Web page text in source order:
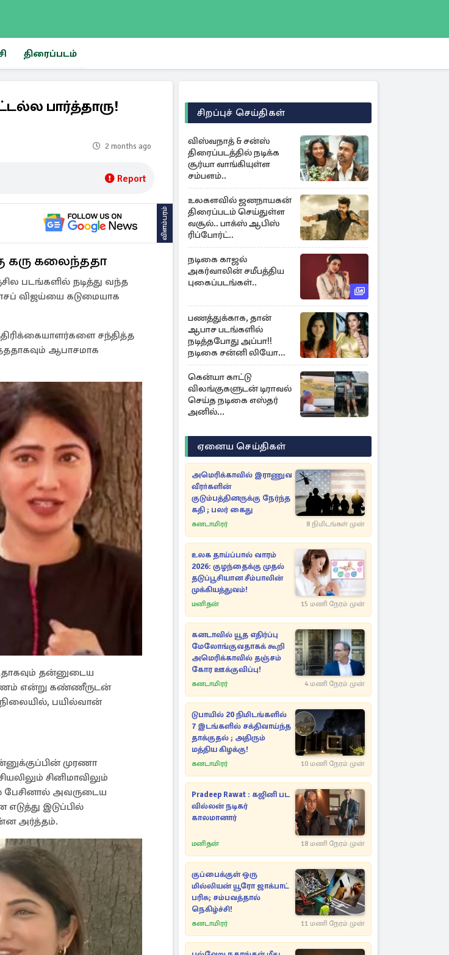
திரைப்படம்
பார்த்தாரு!
2 months ago
Report
விளம்பரம்
கரு கலைந்ததா
படங்களில் நடித்து வந்த
விஜய்யை கடுமையாக
சந்தித்த
ஆபாசமாக
தன்னுடைய
என்று கண்ணீருடன்
நிலையில், பயில்வான்
முரணா
சினிமாவிலும்
பேசினால் அவருடைய
இடுப்பில்
அர்த்தம்.
சிறப்புச் செய்திகள்
விஸ்வநாத் & சன்ஸ்
திரைப்படத்தில் நடிக்க
சூர்யா வாங்கியுள்ள
சம்பளம்..
உலகளவில் ஜனநாயகன்
திரைப்படம் செய்துள்ள
வசூல்.. பாக்ஸ் ஆபிஸ்
ரிப்போர்ட்..
நடிகை காஜல்
அகர்வாலின் சமீபத்திய
புகைப்படங்கள்..
பணத்துக்காக, தான்
ஆபாச படங்களில்
நடித்தபோது அப்பா!!
நடிகை சன்னி லியோன்
ஓபன்..
கென்யா காட்டு
விலங்குகளுடன் டிராவல்
செய்த நடிகை எஸ்தர்
அனில்...
ஏனைய செய்திகள்
அமெரிக்காவில் இராணுவ
வீரா்களின்
குடும்பத்தினருக்கு நேர்ந்த
கதி ; பலர் கைது
கனடாமிரர் 8 நிமிடங்கள் முன்
உலக தாய்ப்பால் வாரம்
2026: குழந்தைக்கு முதல்
தடுப்பூசியான சீம்பாலின்
முக்கியத்துவம்!
மனிதன் 15 மணி நேரம் முன்
கனடாவில் யூத எதிர்ப்பு
மேலோங்குவதாகக் கூறி
அமெரிக்காவில் தஞ்சம்
கோர ஊக்குவிப்பு!
கனடாமிரர் 4 மணி நேரம் முன்
டுபாயில் 20 நிமிடங்களில்
7 இடங்களில் சக்திவாய்ந்த
தாக்குதல் ; அதிரும்
மத்திய கிழக்கு!
கனடாமிரர் 10 மணி நேரம் முன்
Pradeep Rawat : கஜினி பட
வில்லன் நடிகர்
காலமானார்
மனிதன் 18 மணி நேரம் முன்
குப்பைக்குள் ஒரு
மில்லியன் யூரோ ஜாக்பாட்
பரிசு; சம்பவத்தால்
நெகிழ்ச்சி!
கனடாமிரர் 11 மணி நேரம் முன்